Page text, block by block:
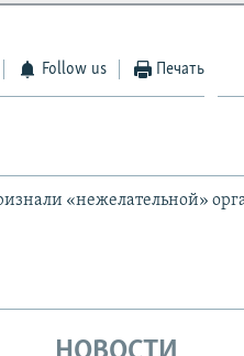
Follow us Печать
«нежелательной»